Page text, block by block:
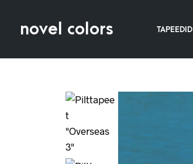
TAPEEDID
novel colors